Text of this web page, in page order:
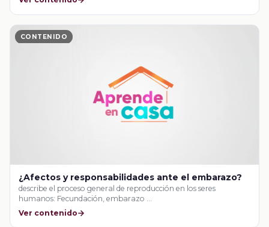
CONTENIDO
¿Afectos y responsabilidades ante el embarazo?
describe el proceso general de reproducción en los seres
humanos: Fecundación, embarazo …
Ver contenido